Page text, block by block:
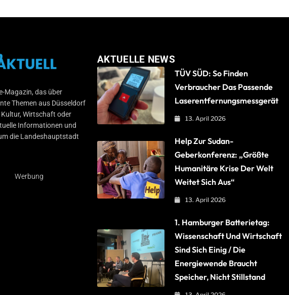
Magazin, das über
Themen aus Düsseldorf
Wirtschaft oder
Informationen und
die Landeshauptstadt
Werbung
AKTUELLE NEWS
TÜV SÜD: So Finden
Verbraucher Das Passende
Laserentfernungsmessgerät
13. April 2026
Help Zur Sudan-
Geberkonferenz: „Größte
Humanitäre Krise Der Welt
Weitet Sich Aus“
13. April 2026
1. Hamburger Batterietag:
Wissenschaft Und Wirtschaft
Sind Sich Einig / Die
Energiewende Braucht
Speicher, Nicht Stillstand